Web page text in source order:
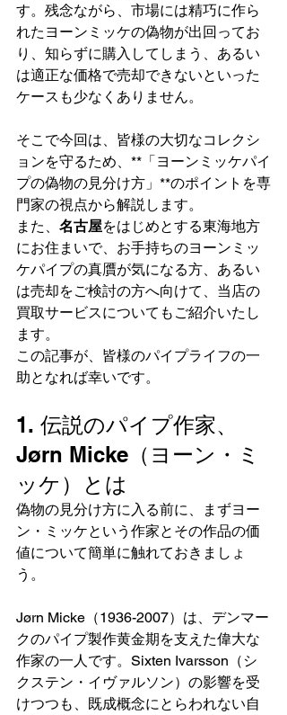
す。残念ながら、市場には精巧に作ら
れたヨーンミッケの偽物が出回ってお
り、知らずに購入してしまう、あるい
は適正な価格で売却できないといった
ケースも少なくありません。
そこで今回は、皆様の大切なコレクシ
ョンを守るため、**「ヨーンミッケパイ
プの偽物の見分け方」**のポイントを専
門家の視点から解説します。
また、 名古屋をはじめとする東海地方
にお住まいで、お手持ちのヨーンミッ
ケパイプの真贋が気になる方、あるい
は売却をご検討の方へ向けて、当店の
買取サービスについてもご紹介いたし
ます。
この記事が、皆様のパイプライフの一
助となれば幸いです。
1. 伝説のパイプ作家、
Jørn Micke（ヨーン・ミ
ッケ）とは
偽物の見分け方に入る前に、まずヨー
ン・ミッケという作家とその作品の価
値について簡単に触れておきましょ
う。
Jørn Micke（1936-2007）は、デンマー
クのパイプ製作黄金期を支えた偉大な
作家の一人です。Sixten Ivarsson（シ
クステン・イヴァルソン）の影響を受
けつつも、既成概念にとらわれない自